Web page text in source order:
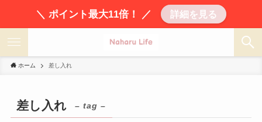
＼ ポイント最大11倍！ ／ 詳細を見る
ホーム 差し入れ
差し入れ – tag –